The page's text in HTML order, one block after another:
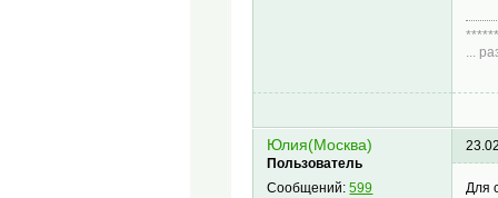
...
Юлия(Москва)
Пользователь
Сообщений:599
Для